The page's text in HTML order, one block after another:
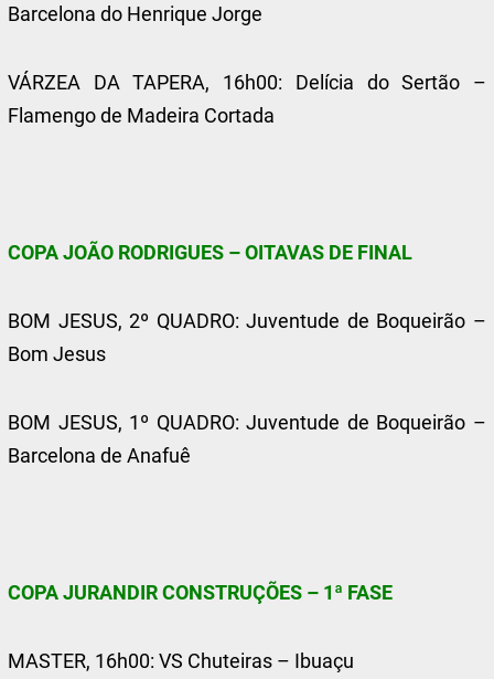
Barcelona do Henrique Jorge
VÁRZEA DA TAPERA, 16h00: Delícia do Sertão –
Flamengo de Madeira Cortada
COPA JOÃO RODRIGUES – OITAVAS DE FINAL
BOM JESUS, 2º QUADRO: Juventude de Boqueirão –
Bom Jesus
BOM JESUS, 1º QUADRO: Juventude de Boqueirão –
Barcelona de Anafuê
COPA JURANDIR CONSTRUÇÕES – 1ª FASE
MASTER, 16h00: VS Chuteiras – Ibuaçu